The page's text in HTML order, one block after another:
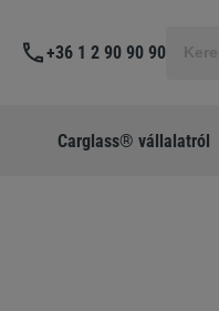
+36 1 2 90 90 90a
Carglass® vállalatról